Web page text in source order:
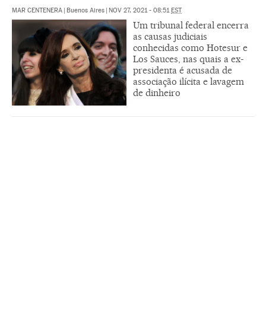
MAR CENTENERA | Buenos Aires | NOV 27, 2021 - 08:51EST
Um tribunal federal encerra
as causas judiciais
conhecidas como Hotesur e
Los Sauces, nas quais a ex-
presidenta é acusada de
associação ilícita e lavagem
de dinheiro